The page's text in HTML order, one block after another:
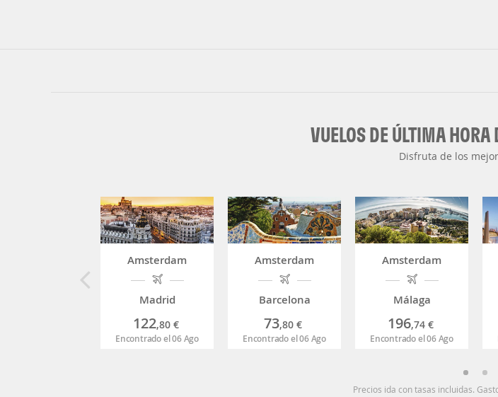
VUELOS DE ÚLTIMA
Disfruta de los
Amsterdam
Madrid
122,80 €
Encontrado el 06 Ago
Amsterdam
Barcelona
73,80 €
Encontrado el 06 Ago
Amsterdam
Málaga
196,74 €
Encontrado el 06 Ago
Precios ida con tasas incluidas.